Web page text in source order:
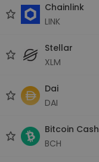
Chainlink
LINK
Stellar
XLM
Dai
DAI
Bitcoin Cash
BCH